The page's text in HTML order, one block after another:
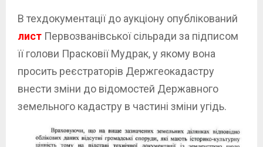
В техдокументації до аукціону опублікований
лист Первозванівської сільради за підписом
її голови Прасковії Мудрак, у якому вона
просить реєстраторів Держгеокадастру
внести зміни до відомостей Державного
земельного кадастру в частині зміни угідь.